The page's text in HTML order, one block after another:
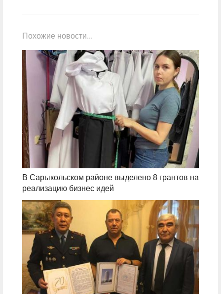
Похожие новости...
В Сарыкольском районе выделено 8 грантов на
реализацию бизнес идей